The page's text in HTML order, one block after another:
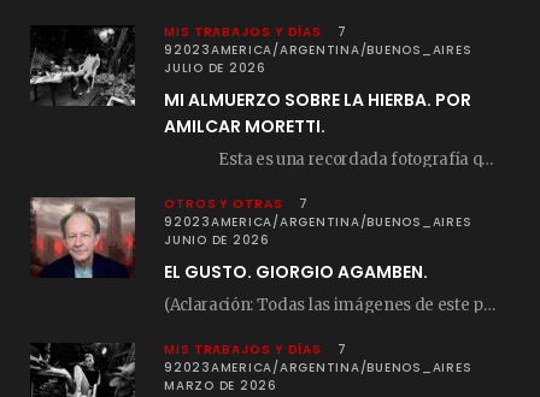
MIS TRABAJOS Y DÍAS
7
92023AMERICA/ARGENTINA/BUENOS_AIRES
JULIO DE 2026
MI ALMUERZO SOBRE LA HIERBA. POR
AMILCAR MORETTI.
Esta es una recordada fotografía que registré…
OTROS Y OTRAS
7
92023AMERICA/ARGENTINA/BUENOS_AIRES
JUNIO DE 2026
EL GUSTO. GIORGIO AGAMBEN.
(Aclaración: Todas las imágenes de este posteo fueron tomadas de Bloghemia.com, y todos los…
MIS TRABAJOS Y DÍAS
7
92023AMERICA/ARGENTINA/BUENOS_AIRES
MARZO DE 2026